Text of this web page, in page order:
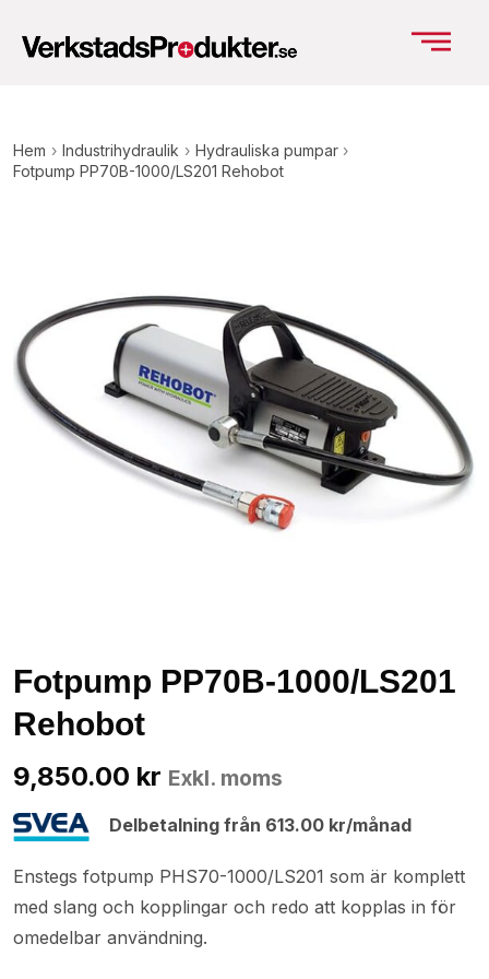
Hem › Industrihydraulik › Hydrauliska pumpar ›
Fotpump PP70B-1000/LS201 Rehobot
Delbetalning från 613.00 kr/månad
9,850.00 kr Exkl. moms
Fotpump PP70B-1000/LS201
Rehobot
Enstegs fotpump PHS70-1000/LS201 som är komplett
med slang och kopplingar och redo att kopplas in för
omedelbar användning.